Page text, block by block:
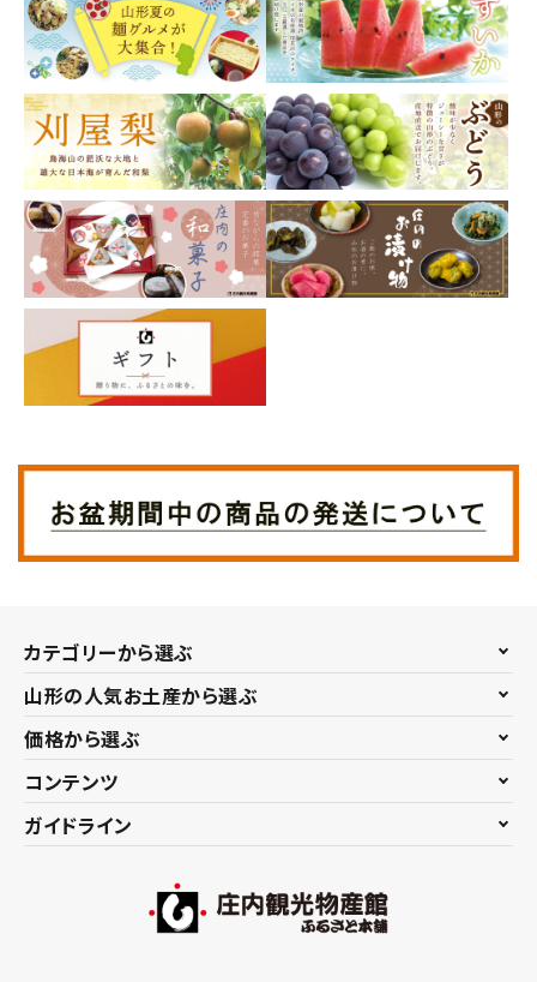
在庫あり
在庫なしを含む
検索する
カテゴリーから選ぶ
山形の人気お土産から選ぶ
価格から選ぶ
コンテンツ
ガイドライン